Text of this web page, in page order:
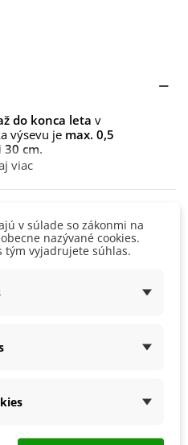
do konca leta v
výsevu je max. 0,5
30 cm.
v pravom lete, majú rady
mala by byť
než začne rastlina kvitnúť.
viac
10 - 20 cm
Polotienisté
Apríl
v súlade so zákonmi na
nazývané cookies.
tým vyjadrujete súhlas.